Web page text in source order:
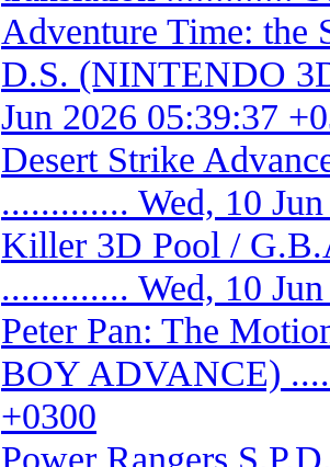
Adventure Time: the
D.S. (NINTENDO
Jun 2026 05:39:37
Desert Strike
............. Wed, 10
Killer 3D Pool /
............. Wed, 10
Peter Pan: The
BOY ADVANCE)
+0300
Power Rangers